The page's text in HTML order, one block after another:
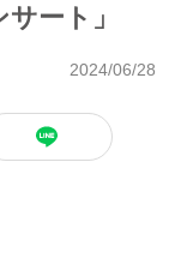
ート」
2024/06/28